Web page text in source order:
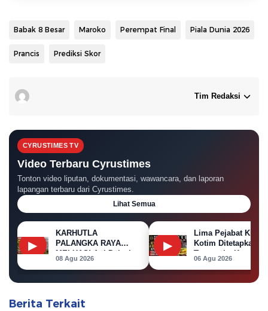
Babak 8 Besar Maroko Perempat Final Piala Dunia 2026
Prancis Prediksi Skor
Tim Redaksi
CYRUSTIMES TV
Video Terbaru Cyrustimes
Tonton video liputan, dokumentasi, wawancara, dan laporan
lapangan terbaru dari Cyrustimes.
Lihat Semua
▶
KARHUTLA
PALANGKA RAYA
MELUAS! Api Dekati
Permukiman, Rumah
Terbakar
08 Agu 2026
▶
Lima Pejabat KPU
Kotim Ditetapkan
Tersangka Korupsi
Dana Hibah Pilkada
06 Agu 2026
Berita Terkait